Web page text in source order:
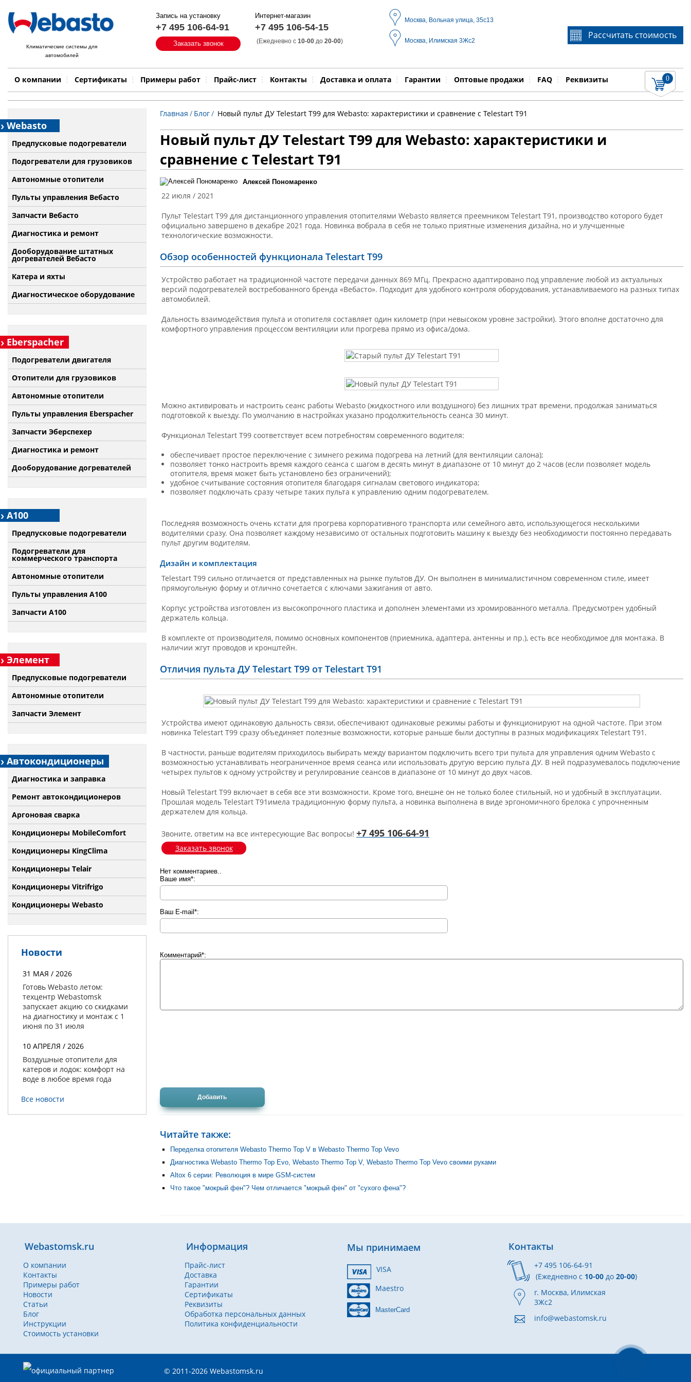
Климатические системы для
автомобилей
Запись на установку
+7 495 106-64-91
Заказать звонок
Интернет-магазин
+7 495 106-54-15
(Ежедневно с 10-00 до 20-00)
Москва, Вольная улица, 35с13
Москва, Илимская 3Жс2
Рассчитать стоимость
О компании Сертификаты Примеры работ Прайс-лист Контакты Доставка и оплата Гарантии Оптовые продажи FAQ Реквизиты 0
Быстрый поиск:
Если Вы не знаете идентификационный номер
запчасти, звоните по телефону+7 495 106-64-91, мы
Примеры работ Бренд Модель Выполняемые работы
Webasto
Предпусковые подогреватели
Подогреватели для грузовиков
Автономные отопители
Пульты управления Вебасто
Запчасти Вебасто
Диагностика и ремонт
Дооборудование штатных
догревателей Вебасто
Катера и яхты
Диагностическое оборудование
Eberspacher
Подогреватели двигателя
Отопители для грузовиков
Автономные отопители
Пульты управления Eberspacher
Запчасти Эберспехер
Диагностика и ремонт
Дооборудование догревателей
А100
Предпусковые подогреватели
Подогреватели для
коммерческого транспорта
Автономные отопители
Пульты управления A100
Запчасти А100
Элемент
Предпусковые подогреватели
Автономные отопители
Запчасти Элемент
Автокондиционеры
Диагностика и заправка
Ремонт автокондиционеров
Аргоновая сварка
Кондиционеры MobileComfort
Кондиционеры KingClima
Кондиционеры Telair
Кондиционеры Vitrifrigo
Кондиционеры Webasto
Новости
31 МАЯ / 2026
Готовь Webasto летом:
техцентр Webastomsk
запускает акцию со скидками
на диагностику и монтаж с 1
июня по 31 июля
10 АПРЕЛЯ / 2026
Воздушные отопители для
катеров и лодок: комфорт на
воде в любое время года
Все новости
Главная / Блог/ Новый пульт ДУ Telestart T99 для Webasto: характеристики и сравнение с Telestart T91
Новый пульт ДУ Telestart T99 для Webasto: характеристики и
сравнение с Telestart T91
Алексей Пономаренко
22 июля / 2021
Пульт Telestart T99 для дистанционного управления отопителями Webasto является преемником Telestart T91, производство которого будет
официально завершено в декабре 2021 года. Новинка вобрала в себя не только приятные изменения дизайна, но и улучшенные
технологические возможности.
Обзор особенностей функционала Telestart T99
Устройство работает на традиционной частоте передачи данных 869 МГц. Прекрасно адаптировано под управление любой из актуальных
версий подогревателей востребованного бренда «Вебасто». Подходит для удобного контроля оборудования, устанавливаемого на разных типах
автомобилей.
Дальность взаимодействия пульта и отопителя составляет один километр (при невысоком уровне застройки). Этого вполне достаточно для
комфортного управления процессом вентиляции или прогрева прямо из офиса/дома.
Можно активировать и настроить сеанс работы Webasto (жидкостного или воздушного) без лишних трат времени, продолжая заниматься
подготовкой к выезду. По умолчанию в настройках указано продолжительность сеанса 30 минут.
Функционал Telestart T99 соответствует всем потребностям современного водителя:
обеспечивает простое переключение с зимнего режима подогрева на летний (для вентиляции салона);
позволяет тонко настроить время каждого сеанса с шагом в десять минут в диапазоне от 10 минут до 2 часов (если позволяет модель
отопителя, время может быть установлено без ограничений);
удобное считывание состояния отопителя благодаря сигналам светового индикатора;
позволяет подключать сразу четыре таких пульта к управлению одним подогревателем.
Последняя возможность очень кстати для прогрева корпоративного транспорта или семейного авто, использующегося несколькими
водителями сразу. Она позволяет каждому независимо от остальных подготовить машину к выезду без необходимости постоянно передавать
пульт другим водителям.
Дизайн и комплектация
Telestart T99 сильно отличается от представленных на рынке пультов ДУ. Он выполнен в минималистичном современном стиле, имеет
прямоугольную форму и отлично сочетается с ключами зажигания от авто.
Корпус устройства изготовлен из высокопрочного пластика и дополнен элементами из хромированного металла. Предусмотрен удобный
держатель кольца.
В комплекте от производителя, помимо основных компонентов (приемника, адаптера, антенны и пр.), есть все необходимое для монтажа. В
наличии жгут проводов и кронштейн.
Отличия пульта ДУ Telestart T99 от Telestart T91
Устройства имеют одинаковую дальность связи, обеспечивают одинаковые режимы работы и функционируют на одной частоте. При этом
новинка Telestart T99 сразу объединяет полезные возможности, которые раньше были доступны в разных модификациях Telestart T91.
В частности, раньше водителям приходилось выбирать между вариантом подключить всего три пульта для управления одним Webasto с
возможностью устанавливать неограниченное время сеанса или использовать другую версию пульта ДУ. В ней подразумевалось подключение
четырех пультов к одному устройству и регулирование сеансов в диапазоне от 10 минут до двух часов.
Новый Telestart T99 включает в себя все эти возможности. Кроме того, внешне он не только более стильный, но и удобный в эксплуатации.
Прошлая модель Telestart T91имела традиционную форму пульта, а новинка выполнена в виде эргономичного брелока с упрочненным
держателем для кольца.
Звоните, ответим на все интересующие Вас вопросы! +7 495 106-64-91
Заказать звонок
Нет комментариев..
Ваше имя*:
Ваш E-mail*:
Комментарий*:
Читайте также:
Переделка отопителя Webasto Thermo Top V в Webasto Thermo Top Vevo
Диагностика Webasto Thermo Top Evo, Webasto Thermo Top V, Webasto Thermo Top Vevo своими руками
Altox 6 серии: Революция в мире GSM-систем
Что такое "мокрый фен"? Чем отличается "мокрый фен" от "сухого фена"?
Webastomsk.ru
О компании
Контакты
Примеры работ
Новости
Статьи
Блог
Инструкции
Стоимость установки
Информация
Прайс-лист
Доставка
Гарантии
Сертификаты
Реквизиты
Обработка персональных данных
Политика конфиденциальности
Мы принимаем
VISA
Maestro
MasterCard
Контакты
+7 495 106-64-91
(Ежедневно с 10-00до 20-00)
г. Москва, Илимская
3Жс2
info@webastomsk.ru
© 2011-2026 Webastomsk.ru